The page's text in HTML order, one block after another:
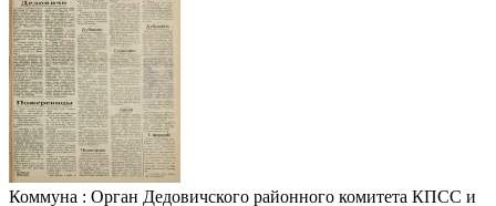
Коммуна : Орган Дедовичского районного комитета КПСС и